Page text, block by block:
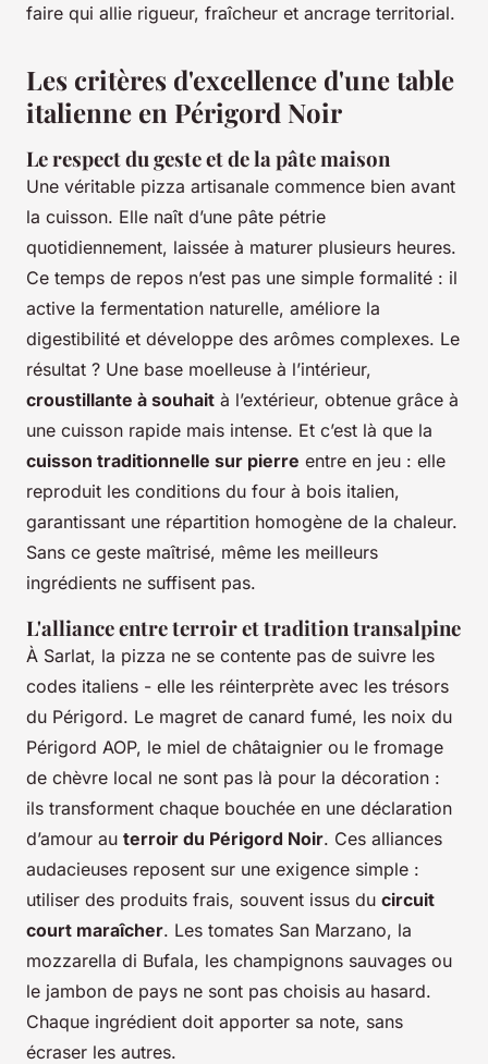
faire qui allie rigueur, fraîcheur et ancrage territorial.
Les critères d'excellence d'une table
italienne en Périgord Noir
Le respect du geste et de la pâte maison
Une véritable pizza artisanale commence bien avant
la cuisson. Elle naît d’une pâte pétrie
quotidiennement, laissée à maturer plusieurs heures.
Ce temps de repos n’est pas une simple formalité : il
active la fermentation naturelle, améliore la
digestibilité et développe des arômes complexes. Le
résultat ? Une base moelleuse à l’intérieur,
croustillante à souhait à l’extérieur, obtenue grâce à
une cuisson rapide mais intense. Et c’est là que la
cuisson traditionnelle sur pierre entre en jeu : elle
reproduit les conditions du four à bois italien,
garantissant une répartition homogène de la chaleur.
Sans ce geste maîtrisé, même les meilleurs
ingrédients ne suffisent pas.
L'alliance entre terroir et tradition transalpine
À Sarlat, la pizza ne se contente pas de suivre les
codes italiens - elle les réinterprète avec les trésors
du Périgord. Le magret de canard fumé, les noix du
Périgord AOP, le miel de châtaignier ou le fromage
de chèvre local ne sont pas là pour la décoration :
ils transforment chaque bouchée en une déclaration
d’amour au terroir du Périgord Noir. Ces alliances
audacieuses reposent sur une exigence simple :
utiliser des produits frais, souvent issus du circuit
court maraîcher. Les tomates San Marzano, la
mozzarella di Bufala, les champignons sauvages ou
le jambon de pays ne sont pas choisis au hasard.
Chaque ingrédient doit apporter sa note, sans
écraser les autres.